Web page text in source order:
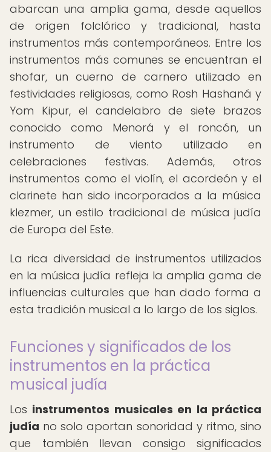
abarcan una amplia gama, desde aquellos
de origen folclórico y tradicional, hasta
instrumentos más contemporáneos. Entre los
instrumentos más comunes se encuentran el
shofar, un cuerno de carnero utilizado en
festividades religiosas, como Rosh Hashaná y
Yom Kipur, el candelabro de siete brazos
conocido como Menorá y el roncón, un
instrumento de viento utilizado en
celebraciones festivas. Además, otros
instrumentos como el violín, el acordeón y el
clarinete han sido incorporados a la música
klezmer, un estilo tradicional de música judía
de Europa del Este.
La rica diversidad de instrumentos utilizados
en la música judía refleja la amplia gama de
influencias culturales que han dado forma a
esta tradición musical a lo largo de los siglos.
Funciones y significados de los
instrumentos en la práctica
musical judía
Los instrumentos musicales en la práctica
judía no solo aportan sonoridad y ritmo, sino
que también llevan consigo significados